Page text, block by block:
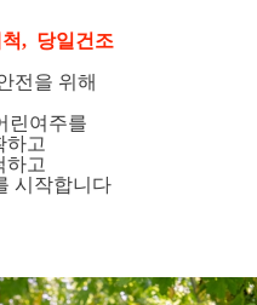
, 당일건조
전을 위해
린여주를
하고
하고
작합니다